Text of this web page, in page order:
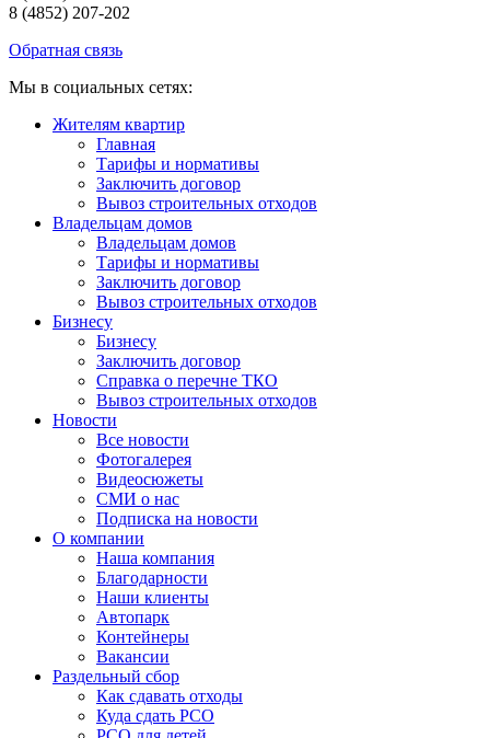
8 (4852) 207-202
Обратная связь
Мы в социальных сетях:
Жителям квартир
Главная
Тарифы и нормативы
Заключить договор
Вывоз строительных отходов
Владельцам домов
Владельцам домов
Тарифы и нормативы
Заключить договор
Вывоз строительных отходов
Бизнесу
Бизнесу
Заключить договор
Справка о перечне ТКО
Вывоз строительных отходов
Новости
Все новости
Фотогалерея
Видеосюжеты
СМИ о нас
Подписка на новости
О компании
Наша компания
Благодарности
Наши клиенты
Автопарк
Контейнеры
Вакансии
Раздельный сбор
Как сдавать отходы
Куда сдать РСО